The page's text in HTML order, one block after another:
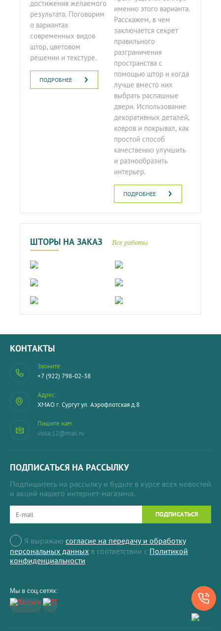
достижения желаемого
результата. Поговорим
о вариантах
современных видов
штор, цветовом
решении и текстуре.
ПОДРОБНЕЕ
именно этого варианта.
Расскажем, в чем
заключается секрет
правильного
разграничения
пространства с
помощью штор и когда
лучше вместо них
выбрать распашные
двери. Использование
декоративных деталей,
ковров и покрывал, как
простой способ
качественно улучшить
и разнообразить
интерьер.
ПОДРОБНЕЕ
ШТОРЫ НА ЗАКАЗ Все работы
КОНТАКТЫ
Звоните:
+7 (922) 798-02-38
Адрес:
ХМАО г. Сургут ул. Аэрофлотская д.8
Пишите нам:
viola.12@mail.ru
ПОДПИСАТЬСЯ НА РАССЫЛКУ
Подпишитесь на рассылку и будьте в курсе всех новостей
и акций нашего интернет-магазина.
Я выражаю согласие на передачу и обработку
персональных данных в соответствии с Политикой
конфиденциальности
ПОДПИСАТЬСЯ
Мы в соц.сетях: